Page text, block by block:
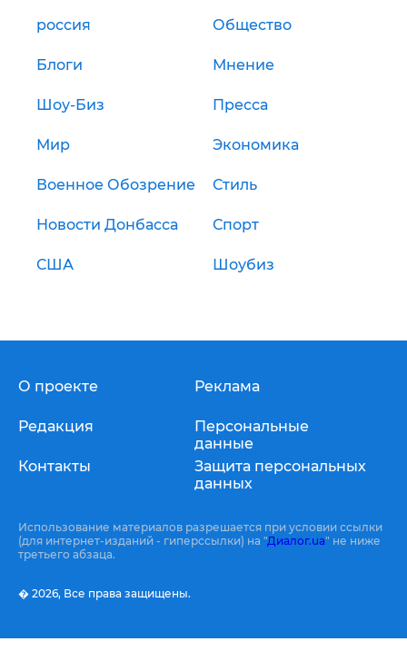
россия Общество
Блоги Мнение
Шоу-Биз Пресса
Мир Экономика
Военное Обозрение Стиль
Новости Донбасса Спорт
США Шоубиз
О проекте
Редакция
Контакты
Реклама
Персональные
данные
Защита персональных
данных
Использование материалов разрешается при условии ссылки
(для интернет-изданий - гиперссылки) на "Диалог.ua" не ниже
третьего абзаца.
� 2026, Все права защищены.